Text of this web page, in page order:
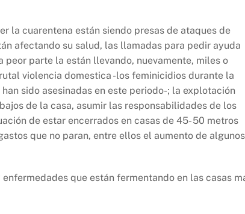
la cuarentena están siendo presas de ataques de
afectando su salud, las llamadas para pedir ayuda
parte la están llevando, nuevamente, miles o
violencia domestica -los feminicidios durante la
sido asesinadas en este periodo-; la explotación
de la casa, asumir las responsabilidades de los
de estar encerrados en casas de 45- 50 metros
que no paran, entre ellos el aumento de algunos
que están fermentando en las casas